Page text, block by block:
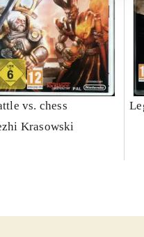
vs. chess
Krasowski